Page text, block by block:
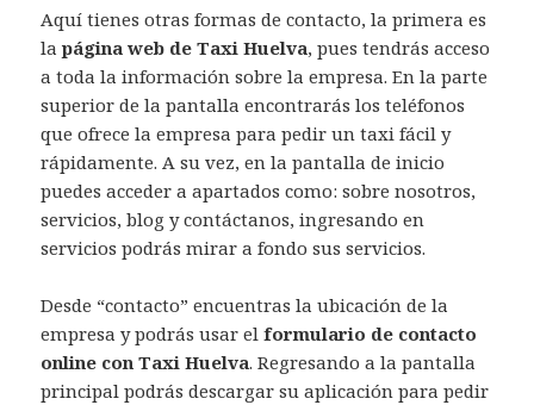
Aquí tienes otras formas de contacto, la primera es
la página web de Taxi Huelva, pues tendrás acceso
a toda la información sobre la empresa. En la parte
superior de la pantalla encontrarás los teléfonos
que ofrece la empresa para pedir un taxi fácil y
rápidamente. A su vez, en la pantalla de inicio
puedes acceder a apartados como: sobre nosotros,
servicios, blog y contáctanos, ingresando en
servicios podrás mirar a fondo sus servicios.
Desde “contacto” encuentras la ubicación de la
empresa y podrás usar el formulario de contacto
online con Taxi Huelva. Regresando a la pantalla
principal podrás descargar su aplicación para pedir